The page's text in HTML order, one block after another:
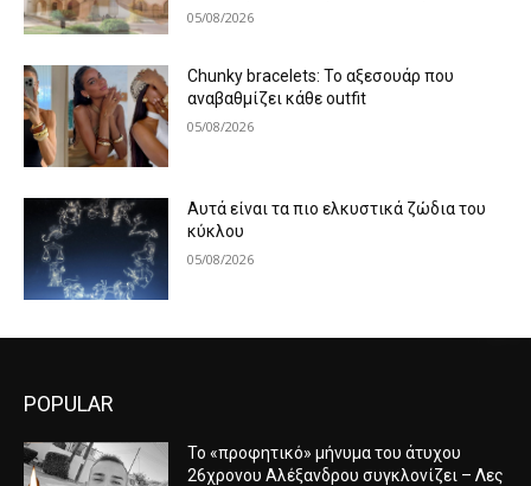
05/08/2026
Chunky bracelets: Το αξεσουάρ που
αναβαθμίζει κάθε outfit
05/08/2026
Αυτά είναι τα πιο ελκυστικά ζώδια του
κύκλου
05/08/2026
POPULAR
Το «προφητικό» μήνυμα του άτυχου
26χρονου Αλέξανδρου συγκλονίζει – Λες